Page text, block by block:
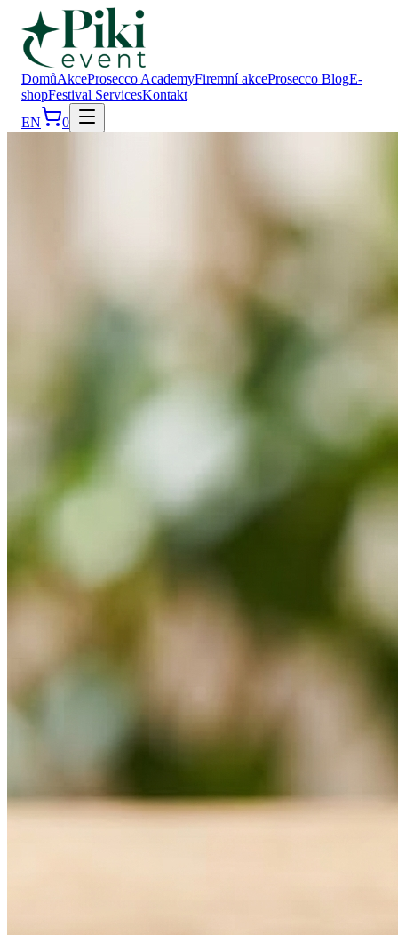
DomůAkceProsecco AcademyFiremní akceProsecco BlogE-
shopFestival ServicesKontakt
EN
0